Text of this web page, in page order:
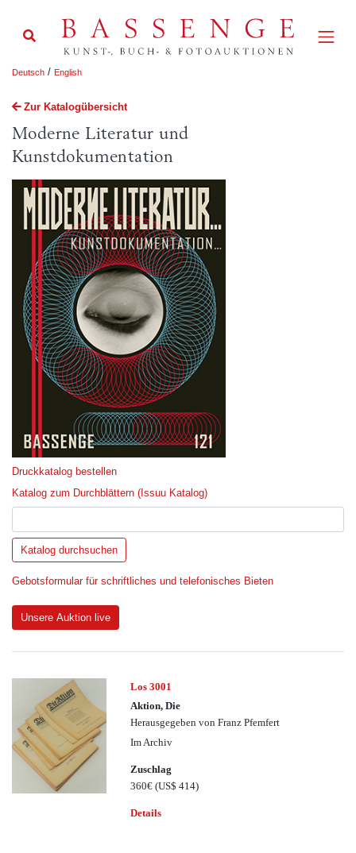
Deutsch / English
Zur Katalogübersicht
Moderne Literatur und
Kunstdokumentation
Druckkatalog bestellen
Katalog zum Durchblättern (Issuu Katalog)
Gebotsformular für schriftliches und telefonisches Bieten
Unsere Auktion live
Los 3001
Aktion, Die
Herausgegeben von Franz Pfemfert
Im Archiv
Zuschlag
360€(US$ 414)
Details